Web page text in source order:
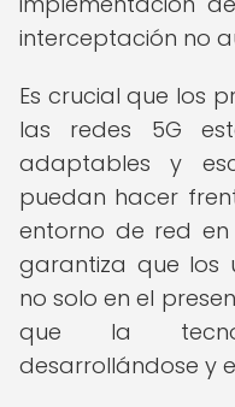
interceptación no
Es crucial que los
las redes 5G
adaptables y
puedan hacer
entorno de red en
garantiza que los
no solo en el
que la
desarrollándose y